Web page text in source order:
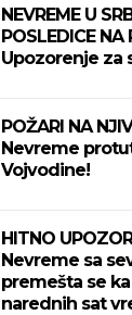
NEVREME U
POSLEDICE NA
Upozorenje za
POŽARI NA
Nevreme
Vojvodine!
HITNO
Nevreme sa
premešta se
narednih sat